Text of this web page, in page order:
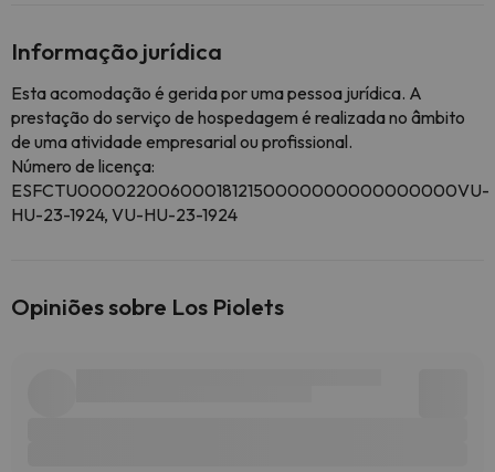
Informação jurídica
Esta acomodação é gerida por uma pessoa jurídica. A
prestação do serviço de hospedagem é realizada no âmbito
de uma atividade empresarial ou profissional.
Número de licença:
ESFCTU0000220060001812150000000000000000VU-
HU-23-1924, VU-HU-23-1924
Opiniões sobre Los Piolets